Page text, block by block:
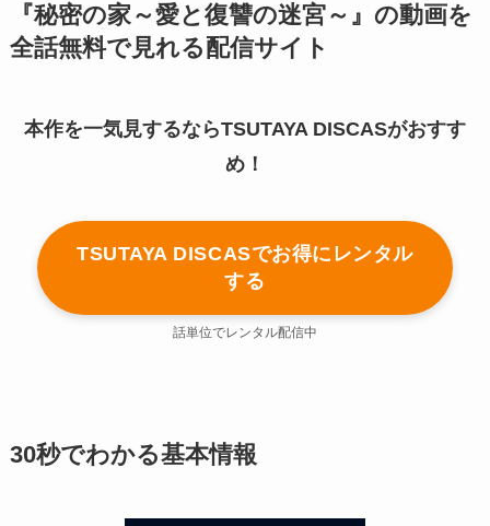
『秘密の家～愛と復讐の迷宮～』の動画を
全話無料で見れる配信サイト
本作を一気見するならTSUTAYA DISCASがおすす
め！
TSUTAYA DISCASでお得にレンタル
する
話単位でレンタル配信中
30秒でわかる基本情報